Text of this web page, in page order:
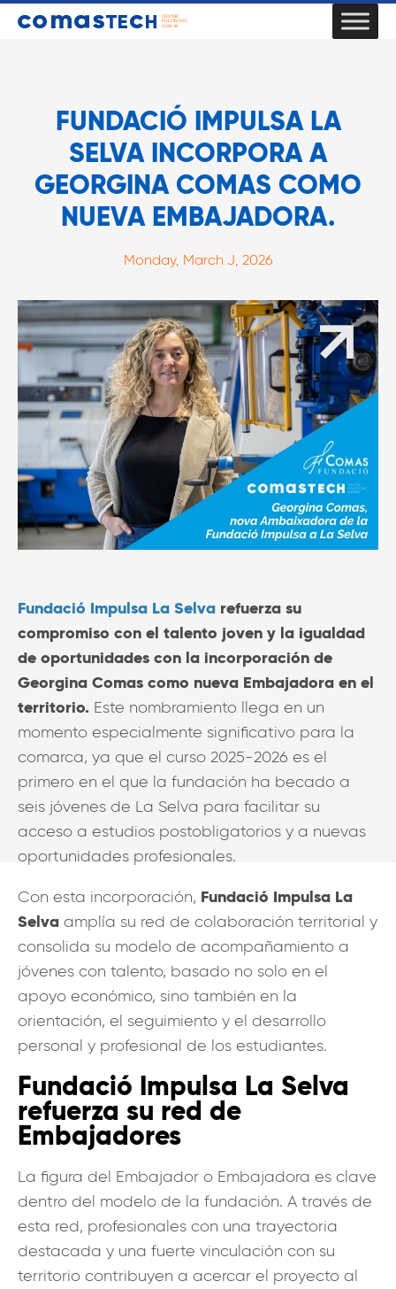
FUNDACIÓ IMPULSA LA
SELVA INCORPORA A
GEORGINA COMAS COMO
NUEVA EMBAJADORA.
Monday, March J, 2026
Fundació Impulsa La Selva refuerza su
compromiso con el talento joven y la igualdad
de oportunidades con la incorporación de
Georgina Comas como nueva Embajadora en el
territorio. Este nombramiento llega en un
momento especialmente significativo para la
comarca, ya que el curso 2025-2026 es el
primero en el que la fundación ha becado a
seis jóvenes de La Selva para facilitar su
acceso a estudios postobligatorios y a nuevas
oportunidades profesionales.
Con esta incorporación, Fundació Impulsa La
Selva amplía su red de colaboración territorial y
consolida su modelo de acompañamiento a
jóvenes con talento, basado no solo en el
apoyo económico, sino también en la
orientación, el seguimiento y el desarrollo
personal y profesional de los estudiantes.
Fundació Impulsa La Selva
refuerza su red de
Embajadores
La figura del Embajador o Embajadora es clave
dentro del modelo de la fundación. A través de
esta red, profesionales con una trayectoria
destacada y una fuerte vinculación con su
territorio contribuyen a acercar el proyecto al